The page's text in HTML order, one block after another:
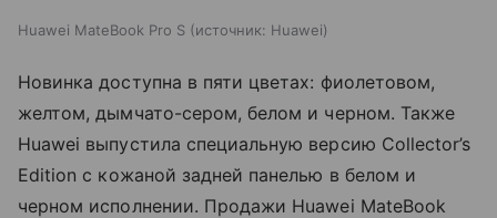
Huawei MateBook Pro S источник: Huawei
Новинка доступна в пяти цветах: фиолетовом,
желтом, дымчато-сером, белом и черном. Также
Huawei выпустила специальную версию Collector’s
Edition с кожаной задней панелью в белом и
черном исполнении. Продажи Huawei MateBook